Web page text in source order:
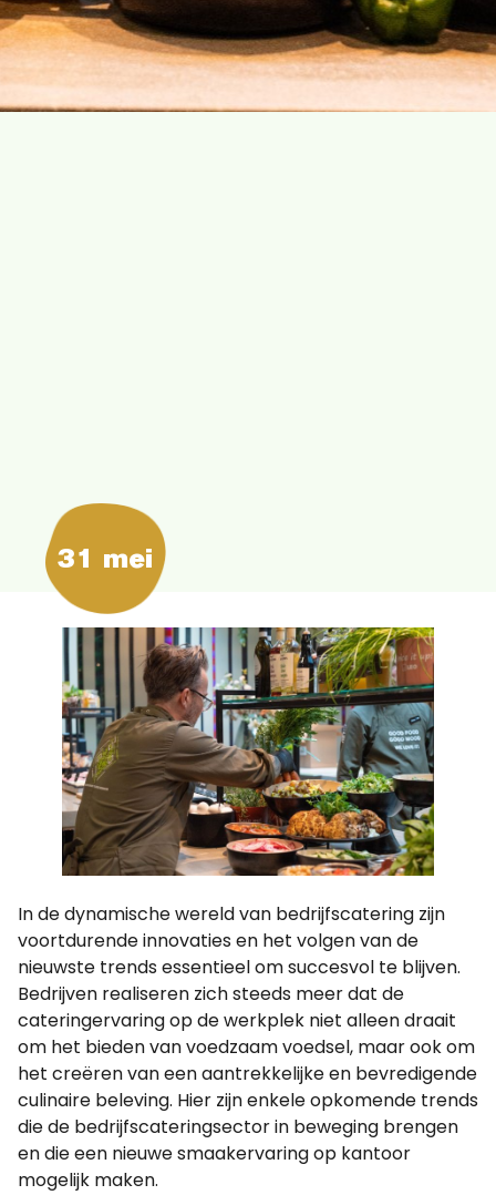
31 mei
In de dynamische wereld van bedrijfscatering zijn
voortdurende innovaties en het volgen van de
nieuwste trends essentieel om succesvol te blijven.
Bedrijven realiseren zich steeds meer dat de
cateringervaring op de werkplek niet alleen draait
om het bieden van voedzaam voedsel, maar ook om
het creëren van een aantrekkelijke en bevredigende
culinaire beleving. Hier zijn enkele opkomende trends
die de bedrijfscateringsector in beweging brengen
en die een nieuwe smaakervaring op kantoor
mogelijk maken.